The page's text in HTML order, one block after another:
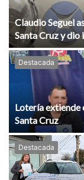
Claudio Seguel
Santa Cruz y dio
Destacada
Lotería extiende
Santa Cruz
Destacada